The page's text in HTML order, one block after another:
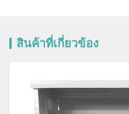
สินค้าที่เกี่ยวข้อง